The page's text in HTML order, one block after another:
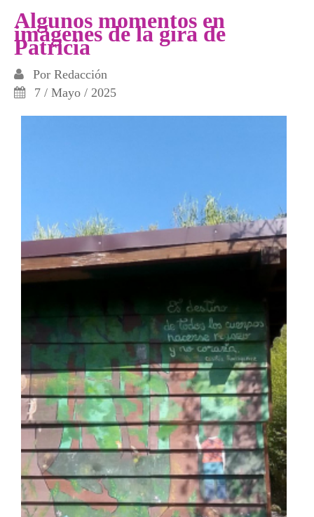
Algunos momentos en
imágenes de la gira de
Patricia
Por Redacción
7 / Mayo / 2025